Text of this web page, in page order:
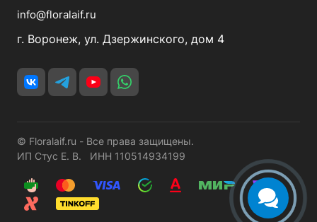
info@floralaif.ru
г. Воронеж, ул. Дзержинского, дом 4
© Floralaif.ru - Все права защищены.
ИП Стус Е. В. ИНН 110514934199